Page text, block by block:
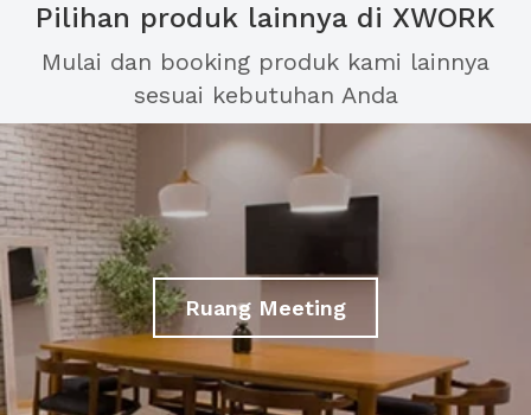
Pilihan produk lainnya di XWORK
Mulai dan booking produk kami lainnya
sesuai kebutuhan Anda
Ruang Meeting